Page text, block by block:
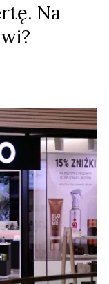
Na